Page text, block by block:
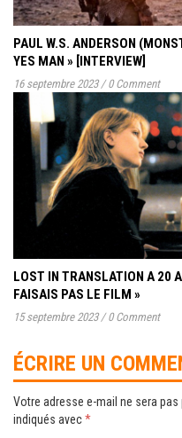
PAUL W.S. ANDERSON
YES MAN » [INTERVIEW]
16 septembre 2023 / 0 Comment
LOST IN TRANSLATION A 20
FAISAIS PAS LE FILM »
15 septembre 2023 / 0 Comment
ÉCRIRE UN
Votre adresse e-mail ne sera pas
indiqués avec*